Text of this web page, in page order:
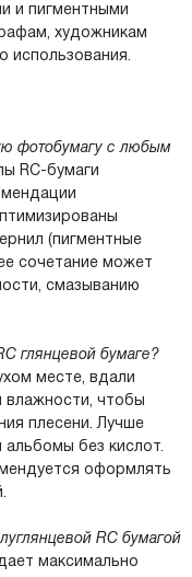
и пигментными
художникам
использования.
фотобумагу с любым
RC-бумаги
(пигментные
сочетание может
смазыванию
глянцевой бумаге?
месте, вдали
влажности, чтобы
плесени. Лучше
альбомы без кислот.
оформлять
RC бумагой
максимально